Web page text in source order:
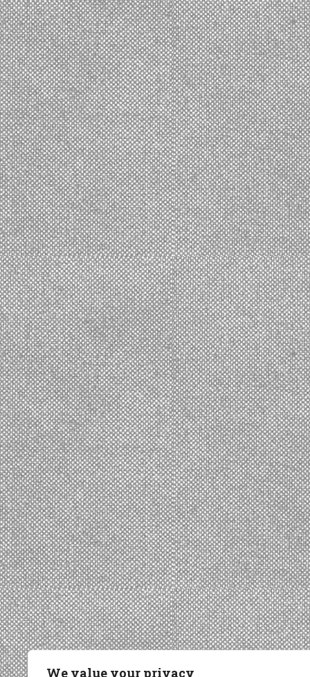
We value your privacy